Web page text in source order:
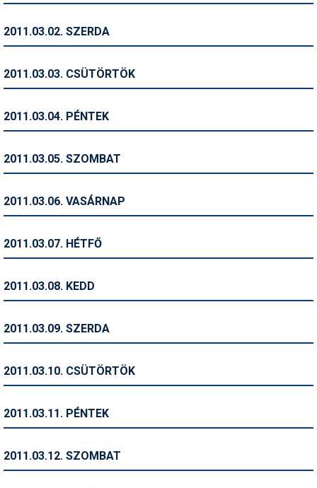
Ingatlan
Kerékpár
Magazinok
Pályázatok
Síbérletárak
2011.03.02. SZERDA
2011.03.03. CSÜTÖRTÖK
2011.03.04. PÉNTEK
2011.03.05. SZOMBAT
2011.03.06. VASÁRNAP
2011.03.07. HÉTFŐ
2011.03.08. KEDD
2011.03.09. SZERDA
2011.03.10. CSÜTÖRTÖK
2011.03.11. PÉNTEK
2011.03.12. SZOMBAT